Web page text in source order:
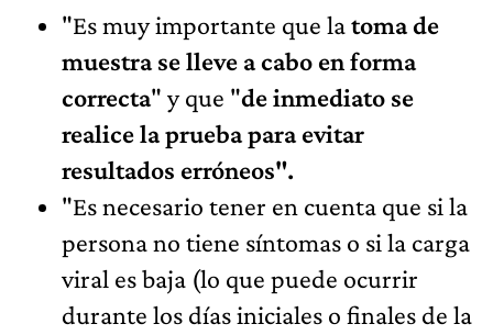
"Es muy importante que latoma de
muestra se lleve a cabo en forma
correcta" y que "de inmediato se
realice la prueba para evitar
resultados erróneos".
"Es necesario tener en cuenta que si la
persona no tiene síntomas o si la carga
viral es baja (lo que puede ocurrir
durante los días iniciales o finales de la